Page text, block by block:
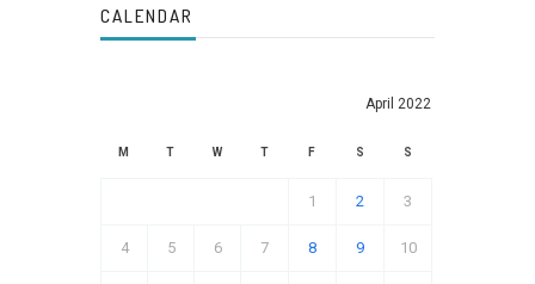
CALENDAR
April 2022
M T W T F S S
1 2 3
4 5 6 7 8 9 10